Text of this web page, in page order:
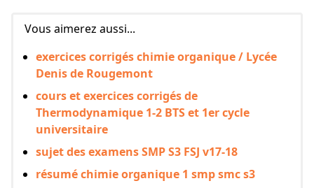
Vous aimerez aussi...
exercices corrigés chimie organique / Lycée
Denis de Rougemont
cours et exercices corrigés de
Thermodynamique 1-2 BTS et 1er cycle
universitaire
sujet des examens SMP S3 FSJ v17-18
résumé chimie organique 1 smp smc s3